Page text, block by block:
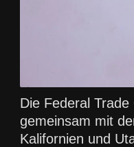
Die Federal
gemeinsam mit
Kalifornien und